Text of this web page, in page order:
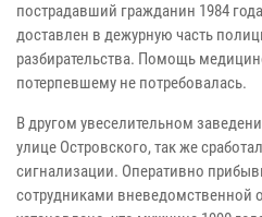
пострадавший гражданин 1984
доставлен в дежурную часть
разбирательства. Помощь
потерпевшему не потребовалась.
В другом увеселительном
улице Островского, так же
сигнализации. Оперативно
сотрудниками вневедомственной